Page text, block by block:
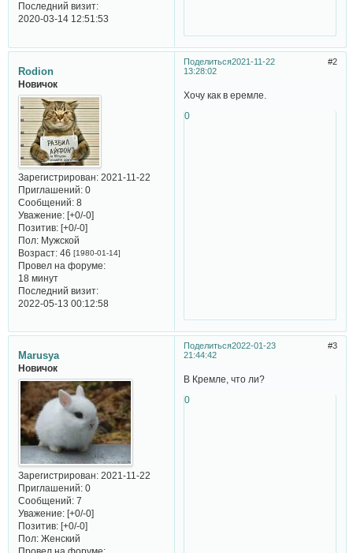
Последний визит:
2020-03-14 12:51:53
Поделиться 2
2021-11-22
13:28:02
Rodion
Новичок
Зарегистрирован: 2021-11-22
Приглашений:0
Сообщений:8
Уважение: [+0/-0]
Позитив: [+0/-0]
Пол:Мужской
Возраст:46 [1980-01-14]
Провел на форуме:
18 минут
Последний визит:
2022-05-13 00:12:58
Хочу как в еремле.
0
Поделиться 3
2022-01-23
21:44:42
Marusya
Новичок
Зарегистрирован: 2021-11-22
Приглашений:0
Сообщений:7
Уважение: [+0/-0]
Позитив: [+0/-0]
Пол:Женский
Провел на форуме:
В Кремле, что ли?
0